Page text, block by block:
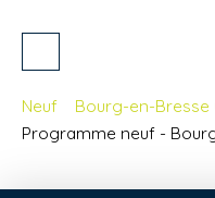
Neuf
Bourg-en-Bresse
Programme neuf -